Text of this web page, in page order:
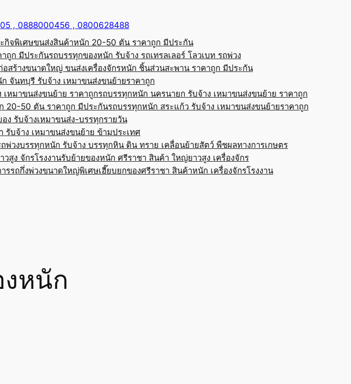
, 0888000456 , 0800628488
กิจพิเศษขนส่งสินค้าหนัก 20-50 ตัน ราคาถูก มีประกัน
ถูก มีประกันรถบรรทุกของหนัก รับจ้าง รถเทรลเลอร์ โลวเบท รถพ่วง
อสร้างขนาดใหญ่ ขนส่งเครื่องจักรหนัก ชิ้นส่วนสะพาน ราคาถูก มีประกัน
จันทบุรี รับจ้าง เหมาขนส่งขนย้ายราคาถูก
หมาขนส่งขนย้าย ราคาถูกรถบรรทุกหนัก นครนายก รับจ้าง เหมาขนส่งขนย้าย ราคาถูก
20-50 ตัน ราคาถูก มีประกันรถบรรทุกหนัก สระแก้ว รับจ้าง เหมาขนส่งขนย้ายราคาถูก
ง รับจ้างเหมาขนส่ง-บรรทุกรายวัน
รับจ้าง เหมาขนส่งขนย้าย ข้ามประเทศ
ถพ่วงบรรทุกหนัก รับจ้าง บรรทุกหิน ดิน ทราย เคลื่อนย้ายสัตว์ พืชผลทางการเกษตร
สูง จักรโรงงานรับย้ายของหนัก ศรีราชา สินค้า ใหญ่ยาวสูง เครื่องจักร
รรถกึ่งพ่วงขนาดใหญ่พิเศษเฮี๊ยบยกของศรีราชา สินค้าหนัก เครื่องจักรโรงงาน
หนัก